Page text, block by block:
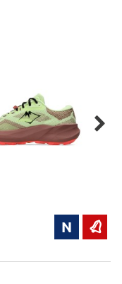

N 